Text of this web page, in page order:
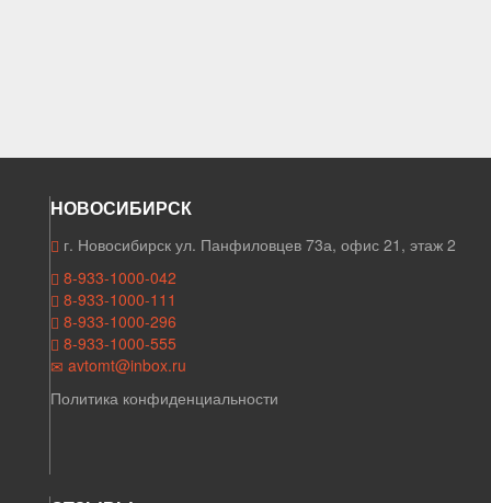
НОВОСИБИРСК
г. Новосибирск ул. Панфиловцев 73а, офис 21, этаж 2
8-933-1000-042
8-933-1000-111
8-933-1000-296
8-933-1000-555
avtomt@inbox.ru
Политика конфиденциальности